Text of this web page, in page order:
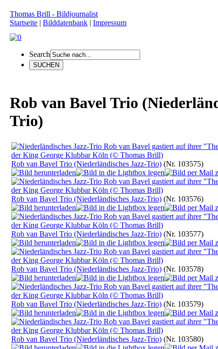
Thomas Brill - Bildjournalist
Startseite | Bilddatenbank | Impressum
Search
Rob van Bavel Trio
Trio)
Rob van Bavel Trio (Niederländisches Jazz-Trio) (Nr. 103575)
Rob van Bavel Trio (Niederländisches Jazz-Trio) (Nr. 103576)
Rob van Bavel Trio (Niederländisches Jazz-Trio) (Nr. 103577)
Rob van Bavel Trio (Niederländisches Jazz-Trio) (Nr. 103578)
Rob van Bavel Trio (Niederländisches Jazz-Trio) (Nr. 103579)
Rob van Bavel Trio (Niederländisches Jazz-Trio) (Nr. 103580)